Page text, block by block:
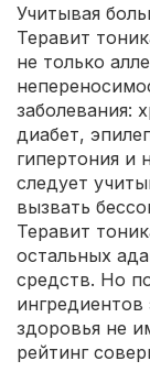
Учитывая
Теравит
не только
заболевания:
диабет,
гипертония и
следует
вызвать
Теравит
остальных
средств. Но
здоровья не
рейтинг